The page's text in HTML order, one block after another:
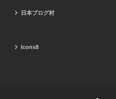
日本ブログ村
Icons8